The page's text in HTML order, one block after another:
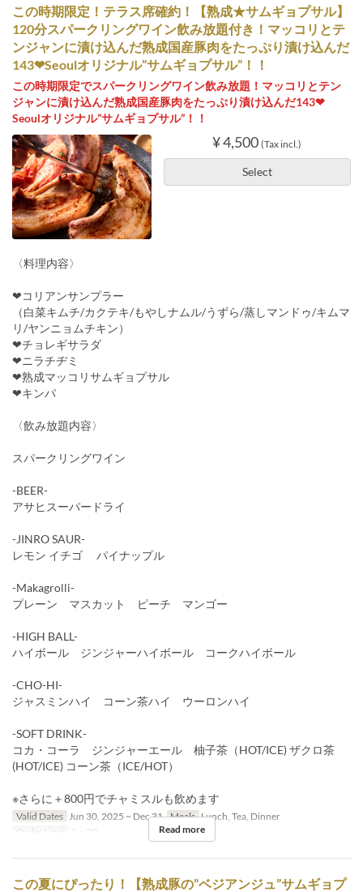
この時期限定！テラス席確約！【熟成★サムギョプサル】
120分スパークリングワイン飲み放題付き！マッコリとテ
ンジャンに漬け込んだ熟成国産豚肉をたっぷり漬け込んだ
143❤Seoulオリジナル”サムギョプサル”！！
この時期限定でスパークリングワイン飲み放題！マッコリとテン
ジャンに漬け込んだ熟成国産豚肉をたっぷり漬け込んだ143❤
Seoulオリジナル”サムギョプサル”！！
¥ 4,500 (Tax incl.)
Select
〈料理内容〉
❤コリアンサンプラー
（白菜キムチ/カクテキ/もやしナムル/うずら/蒸しマンドゥ/キムマ
リ/ヤンニョムチキン）
❤チョレギサラダ
❤ニラチヂミ
❤熟成マッコリサムギョプサル
❤キンパ
〈飲み放題内容〉
スパークリングワイン
-BEER-
アサヒスーパードライ
-JINRO SAUR-
レモン イチゴ パイナップル
-Makagrolli-
プレーン マスカット ピーチ マンゴー
-HIGH BALL-
ハイボール ジンジャーハイボール コークハイボール
-CHO-HI-
ジャスミンハイ コーン茶ハイ ウーロンハイ
-SOFT DRINK-
コカ・コーラ ジンジャーエール 柚子茶（HOT/ICE) ザクロ茶
(HOT/ICE) コーン茶（ICE/HOT）
※さらに＋800円でチャミスルも飲めます
Valid Dates Jun 30, 2025 ~ Dec 31 Meals Lunch, Tea, Dinner
Order Limit
2 ~ 20 Read more
この夏にぴったり！【熟成豚の”ベジアンジュ”サムギョプ